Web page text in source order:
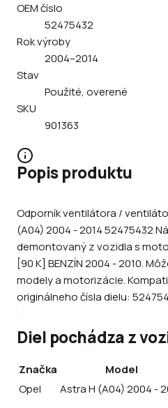
OEM číslo
52475432
Rok výroby
2004–2014
Stav
Použité, overené
SKU
901363
Popis produktu
Odporník ventilátora /
(A04) 2004 - 2014 52475432
demontovaný z vozidla s
[90 K] BENZÍN 2004 - 2010.
modely a motorizácie.
originálneho čísla dielu:
Diel pochádza z
Značka Model
Opel
Astra H (A04) 2004 -